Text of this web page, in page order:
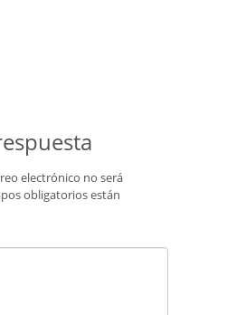
electrónico no será
obligatorios están